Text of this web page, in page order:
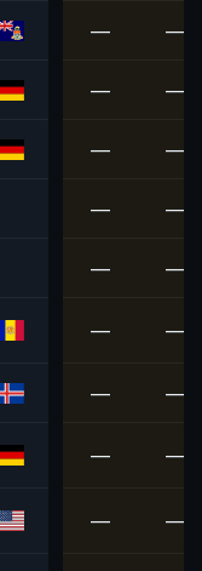
— —
— —
— —
— —
— —
— —
— —
— —
— —